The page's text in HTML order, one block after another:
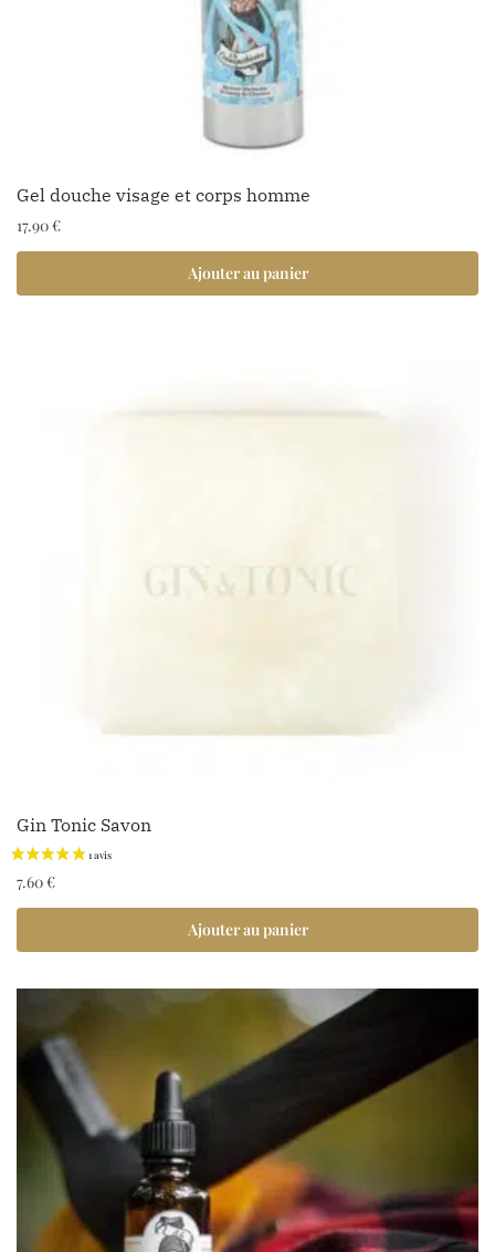
Gel douche visage et corps homme
17.90€
Ajouter au panier
Gin Tonic Savon
7.60€
Ajouter au panier